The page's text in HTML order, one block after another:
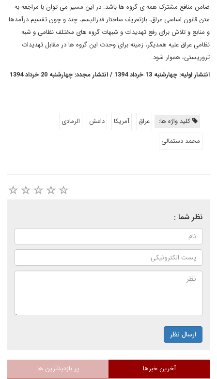
ضامن منافع مشترک همه ی گروه ها باشد. در این مسیر می توان با مراجعه به
متن قانون اساسی عراق، بازتعریف ساختار فدرالیسم، چند و چون تقسیم درآمدها
و منابع و تلاش برای رفع تهدیدات و شبهات گروه های مختلف نظامی و شبه
نظامی عراق علیه همدیگر، زمینه برای وحدت این گروه ها در مقابل تهدیدات
تروریستی، هموار شود.
انتشار اولیه: چهارشنبه 13 خرداد 1394 / انتشار مجدد: چهارشنبه 20 خرداد 1394
کلید واژه ها: عراق آمریکا داعش
الرمادی
محمد دستمالی
نظر شما :
ارسال نظر
آخرین خبرها پر بازدیدترین ها